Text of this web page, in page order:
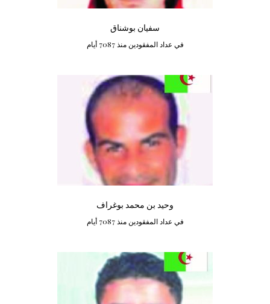
سفيان بوشناق
في عداد المفقودين منذ 7087 أيام
وحيد بن محمد بوغراف
في عداد المفقودين منذ 7087 أيام